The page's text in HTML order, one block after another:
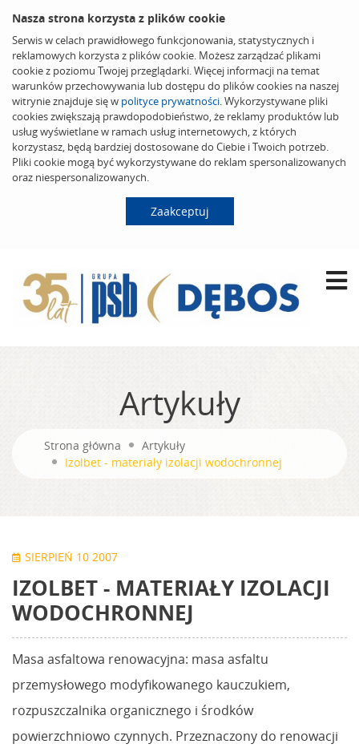
Nasza strona korzysta z plików cookie
Serwis w celach prawidłowego funkcjonowania, statystycznych i
reklamowych korzysta z plików cookie. Możesz zarządzać plikami
cookie z poziomu Twojej przeglądarki. Więcej informacji na temat
warunków przechowywania lub dostępu do plików cookies na naszej
witrynie znajduje się w polityce prywatności. Wykorzystywane pliki
cookies zwiększają prawdopodobieństwo, że reklamy produktów lub
usług wyświetlane w ramach usług internetowych, z których
korzystasz, będą bardziej dostosowane do Ciebie i Twoich potrzeb.
Pliki cookie mogą być wykorzystywane do reklam spersonalizowanych
oraz niespersonalizowanych.
Zaakceptuj
Artykuły
Strona główna
Artykuły
Izolbet - materiały izolacji wodochronnej
SIERPIEŃ 10 2007
IZOLBET - MATERIAŁY IZOLACJI
WODOCHRONNEJ
Masa asfaltowa renowacyjna: masa asfaltu
przemysłowego modyfikowanego kauczukiem,
rozpuszczalnika organicznego i środków
powierzchniowo czynnych. Przeznaczony do renowacji